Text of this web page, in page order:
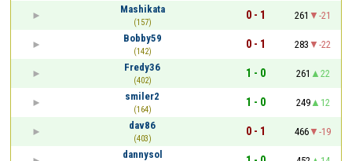
Mashikata
(157)
0 - 1 261
-21
Bobby59
(142)
0 - 1 283
-22
Fredy36
(402)
1 - 0 261
22
smiler2
(164)
1 - 0 249
12
dav86
(403)
0 - 1 466
-19
dannysol